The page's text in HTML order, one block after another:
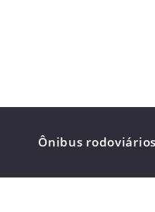
Ônibus rodoviários